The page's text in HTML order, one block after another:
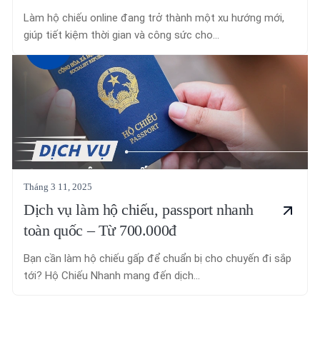
Làm hộ chiếu online đang trở thành một xu hướng mới,
giúp tiết kiệm thời gian và công sức cho...
Tháng 3 11, 2025
Dịch vụ làm hộ chiếu, passport nhanh
toàn quốc – Từ 700.000đ
Bạn cần làm hộ chiếu gấp để chuẩn bị cho chuyến đi sắp
tới? Hộ Chiếu Nhanh mang đến dịch...